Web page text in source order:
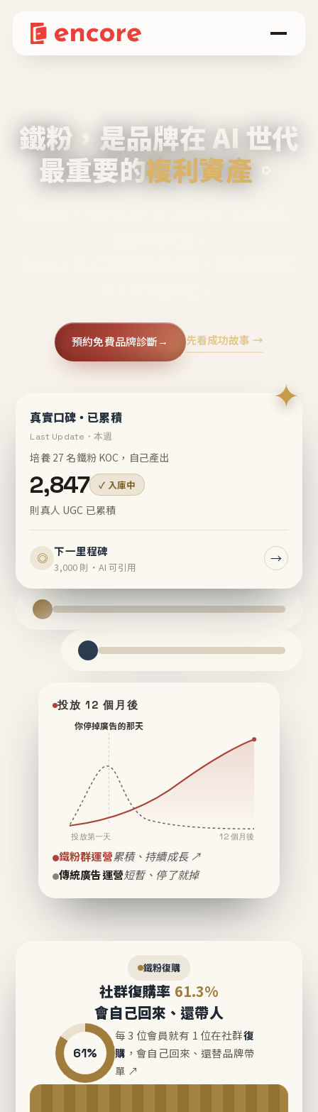
鐵粉，是品牌在 AI 世代
最重要的複利資產 。
預約免費品牌診斷→ 先看成功故事 →
✦
真實口碑・已累積
Last Update・本週
培養 27 名鐵粉 KOC，自己產出
2,847 ✓ 入庫中
則真人 UGC 已累積
◎ 下一里程碑
3,000 則・AI 可引用
→
投放 12 個月後
你停掉廣告的那天
投放第一天 12 個月後
鐵粉群運營累積、持續成長 ↗
傳統廣告運營短暫、停了就掉
鐵粉復購
社群復購率 61.3%
會自己回來、還帶人
61%
每 3 位會員就有 1 位在社群復
購 ，會自己回來、還替品牌帶
單 ↗